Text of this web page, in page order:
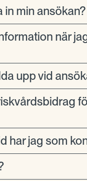
in min ansökan?
när
upp vid
har jag som